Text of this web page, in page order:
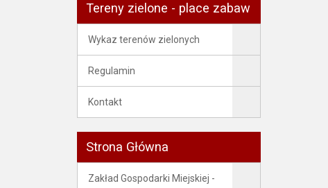
Tereny zielone - place zabaw
Wykaz terenów zielonych
Regulamin
Kontakt
Strona Główna
Zakład Gospodarki Miejskiej -